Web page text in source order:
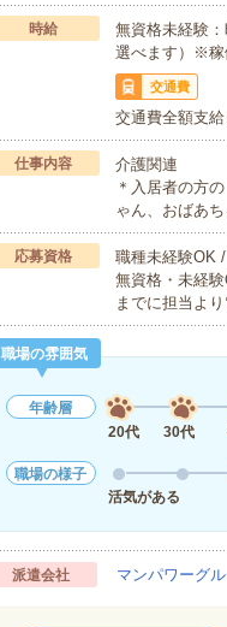
時給
無資格未経験
選べます）※稼
交通費
交通費全額支
仕事内容
介護関連
＊入居者の方
ゃん、おばあ
応募資格
職種未経験OK
無資格・未経
までに担当よ
職場の雰囲気
年齢層
20代
30代
職場の様子
活気がある
派遣会社 マンパワーグ